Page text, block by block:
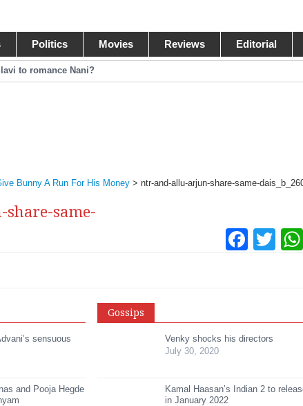
Politics Movies Reviews Editorial
to romance Nani?
to romance Pawan Kalyan
Bunny A Run For His Money > ntr-and-allu-arjun-share-same-
same-
sensuous
and Pooja Hegde
Gossips
Venky shocks his directors
July 30, 2020
Kamal Haasan’s Indian 2 to
in January 2022